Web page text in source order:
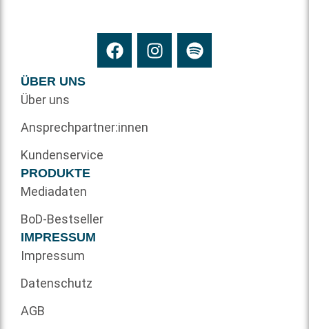
ÜBER UNS
Über uns
Ansprechpartner:innen
Kundenservice
PRODUKTE
Mediadaten
BoD-Bestseller
IMPRESSUM
Impressum
Datenschutz
AGB